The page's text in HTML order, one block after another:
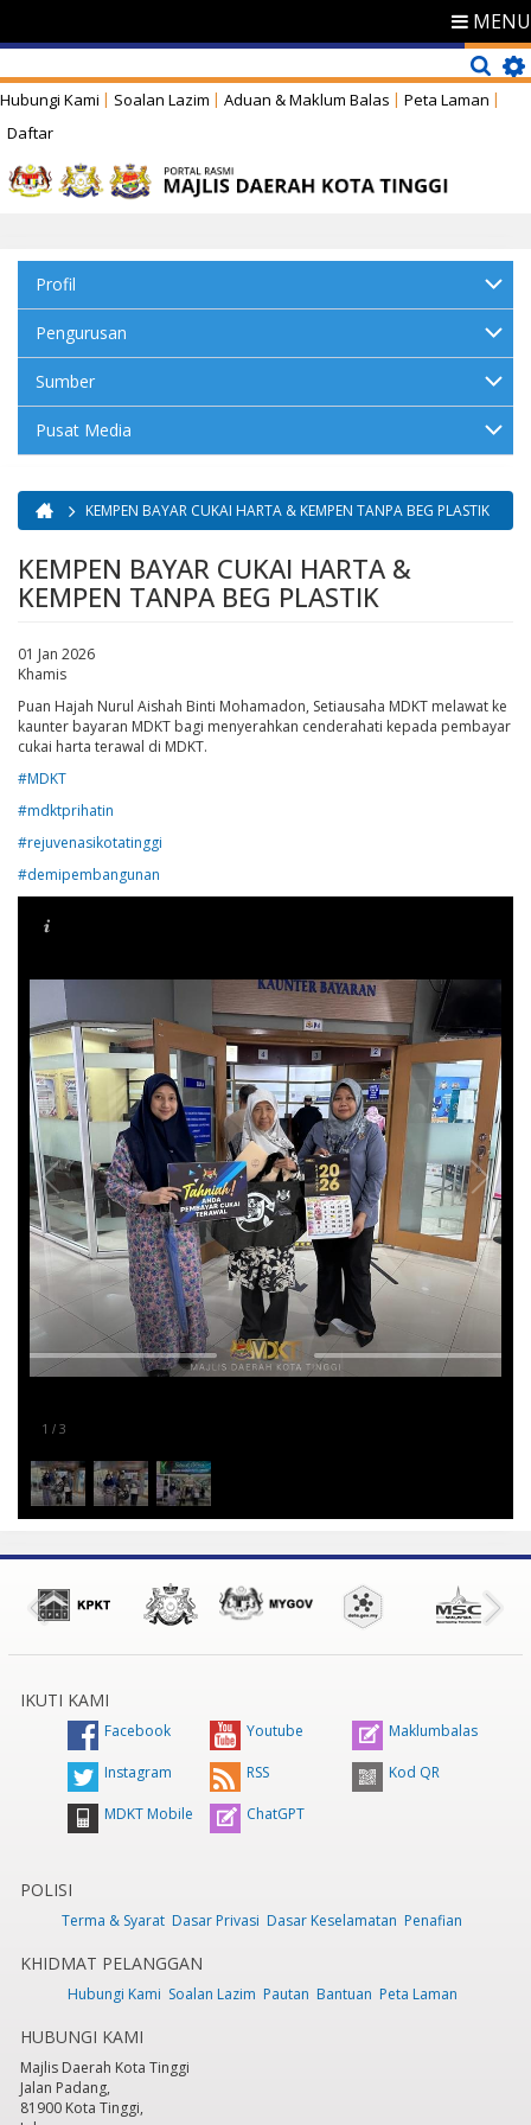
MENU
Hubungi Kami Soalan Lazim Aduan & Maklum Balas
Peta Laman
Daftar
Profil
Pengurusan
Sumber
Pusat Media
Anda di sini
KEMPEN BAYAR CUKAI HARTA & KEMPEN TANPA BEG PLASTIK
KEMPEN BAYAR CUKAI HARTA &
KEMPEN TANPA BEG PLASTIK
01 Jan 2026
Khamis
Puan Hajah Nurul Aishah Binti Mohamadon, Setiausaha MDKT melawat ke
kaunter bayaran MDKT bagi menyerahkan cenderahati kepada pembayar
cukai harta terawal di MDKT.
#MDKT
#mdktprihatin
#rejuvenasikotatinggi
#demipembangunan
1 / 3
IKUTI KAMI
Facebook Youtube Maklumbalas
Instagram RSS Kod QR
MDKT Mobile ChatGPT
POLISI
Terma & Syarat Dasar Privasi Dasar Keselamatan Penafian
KHIDMAT PELANGGAN
Hubungi Kami Soalan Lazim Pautan Bantuan Peta Laman
HUBUNGI KAMI
Majlis Daerah Kota Tinggi
Jalan Padang,
81900 Kota Tinggi,